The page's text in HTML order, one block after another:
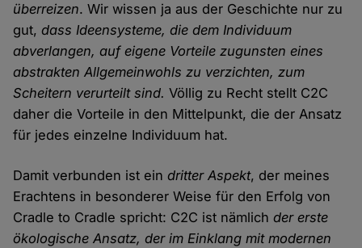
überreizen. Wir wissen ja aus der Geschichte nur zu
gut,dass Ideensysteme, die dem Individuum
abverlangen, auf eigene Vorteile zugunsten eines
abstrakten Allgemeinwohls zu verzichten, zum
Scheitern verurteilt sind. Völlig zu Recht stellt C2C
daher die Vorteile in den Mittelpunkt, die der Ansatz
für jedes einzelne Individuum hat.
Damit verbunden ist eindritter Aspekt, der meines
Erachtens in besonderer Weise für den Erfolg von
Cradle to Cradle spricht: C2C ist nämlichder erste
ökologische Ansatz, der im Einklang mit modernen